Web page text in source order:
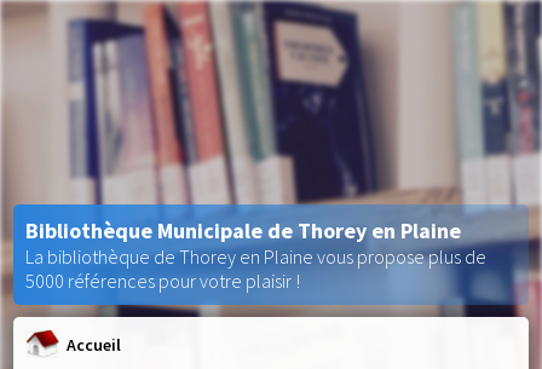
Accueil
Bibliothèque Municipale de Thorey en Plaine
La bibliothèque de Thorey en Plaine vous propose plus de
5000 références pour votre plaisir !